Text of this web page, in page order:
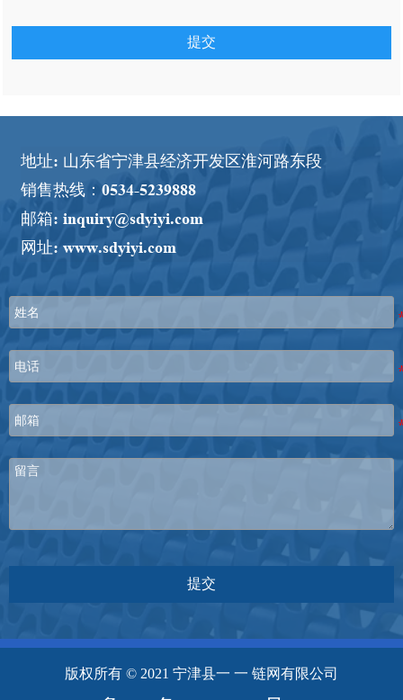
提交
地址: 山东省宁津县经济开发区淮河路东段
销售热线：0534-5239888
邮箱: inquiry@sdyiyi.com
网址: www.sdyiyi.com
提交
版权所有 © 2021 宁津县一 一 链网有限公司